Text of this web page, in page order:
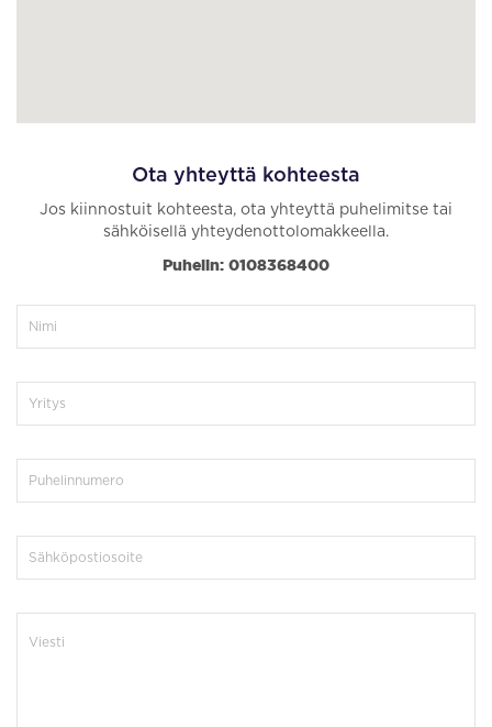
Ota yhteyttä kohteesta
Jos kiinnostuit kohteesta, ota yhteyttä puhelimitse tai
sähköisellä yhteydenottolomakkeella.
Puhelin: 0108368400